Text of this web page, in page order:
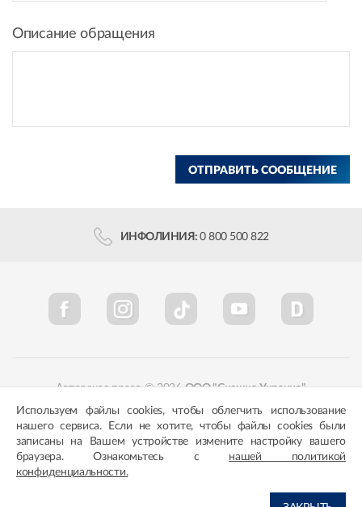
Описание обращения
ОТПРАВИТЬ СООБЩЕНИЕ
ИНФОЛИНИЯ: 0 800 500 822
Авторское право © 2026ООО "Снежка-Украина"
Политика конфиденциальности Соответствие цветов
Используем файлы cookies, чтобы облегчить использование
нашего сервиса. Если не хотите, чтобы файлы cookies были
записаны на Вашем устройстве измените настройку вашего
браузера. Ознакомьтесь с нашей политикой
конфиденциальности.